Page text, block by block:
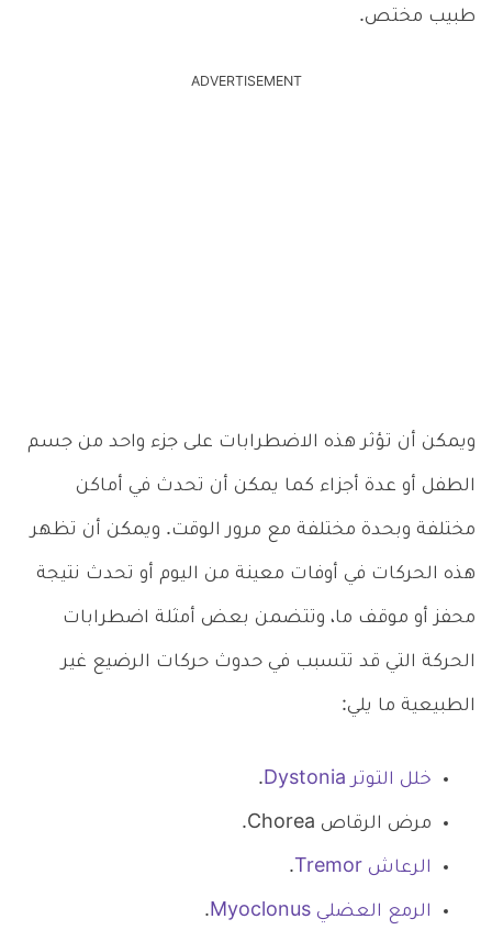
طبيب مختص.
ADVERTISEMENT
ويمكن أن تؤثر هذه الاضطرابات على جزء واحد من جسم
الطفل أو عدة أجزاء كما يمكن أن تحدث في أماكن
مختلفة وبحدة مختلفة مع مرور الوقت. ويمكن أن تظهر
هذه الحركات في أوفات معينة من اليوم أو تحدث نتيجة
محفز أو موقف ما، وتتضمن بعض أمثلة اضطرابات
الحركة التي قد تتسبب في حدوث حركات الرضيع غير
الطبيعية ما يلي:
خلل التوتر Dystonia .
مرض الرقاص Chorea.
الرعاش Tremor .
الرمع العضلي Myoclonus .